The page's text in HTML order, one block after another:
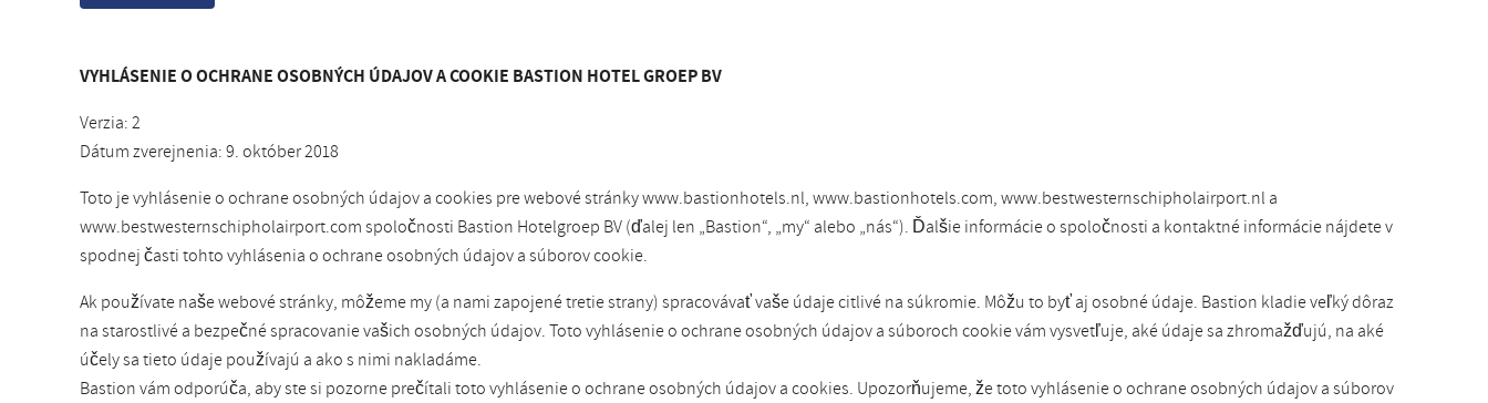
VYHLÁSENIE O OCHRANE OSOBNÝCH ÚDAJOV A COOKIE BASTION HOTEL GROEP BV
Verzia: 2
Dátum zverejnenia: 9. október 2018
Toto je vyhlásenie o ochrane osobných údajov a cookies pre webové stránky www.bastionhotels.nl, www.bastionhotels.com, www.bestwesternschipholairport.nl a
www.bestwesternschipholairport.com spoločnosti Bastion Hotelgroep BV (ďalej len „Bastion“, „my“ alebo „nás“). Ďalšie informácie o spoločnosti a kontaktné informácie nájdete v
spodnej časti tohto vyhlásenia o ochrane osobných údajov a súborov cookie.
Ak používate naše webové stránky, môžeme my (a nami zapojené tretie strany) spracovávať vaše údaje citlivé na súkromie. Môžu to byť aj osobné údaje. Bastion kladie veľký dôraz
na starostlivé a bezpečné spracovanie vašich osobných údajov. Toto vyhlásenie o ochrane osobných údajov a súboroch cookie vám vysvetľuje, aké údaje sa zhromažďujú, na aké
účely sa tieto údaje používajú a ako s nimi nakladáme.
Bastion vám odporúča, aby ste si pozorne prečítali toto vyhlásenie o ochrane osobných údajov a cookies. Upozorňujeme, že toto vyhlásenie o ochrane osobných údajov a súborov